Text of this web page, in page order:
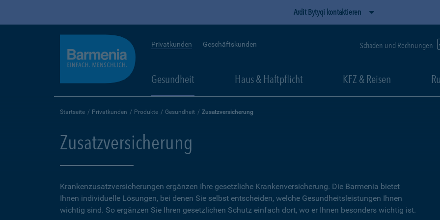
Ardit Bytyqi kontaktieren
Privatkunden Geschäftskunden Schäden und Rechnungen
Gesundheit Haus & Haftpflicht KFZ & Reisen
Startseite Privatkunden Produkte Gesundheit Zusatzversicherung
Zusatzversicherung
Krankenzusatzversicherungen ergänzen Ihre gesetzliche Kranken­versicherung. Die Barmenia bietet
Ihnen individuelle Lösungen, bei denen Sie selbst entscheiden, welche Gesundheitsleistungen Ihnen
wichtig sind. So ergänzen Sie Ihren gesetzlichen Schutz einfach dort, wo er Ihnen besonders wichtig ist.